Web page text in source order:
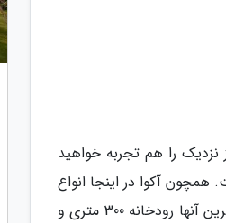
نزدیک را هم تجربه خواهید
آکوا در اینجا انواع
سرسره ها، استخر، جکوزی، تونل های آبی و بسیاری تفریحات آبی دیگر وجود دارد. اما جالب ترین آنها رودخانه 300 متری و